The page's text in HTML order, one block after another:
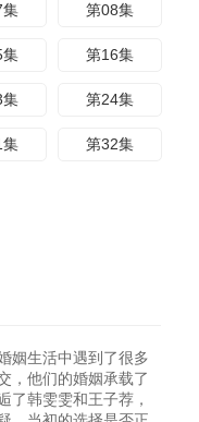
集 第08集
集 第16集
集 第24集
集 第32集
姻生活中遇到了很多
，他们的婚姻承载了
了韩雯雯和王子荐，